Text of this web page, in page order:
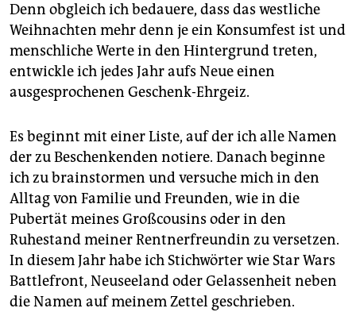
Denn obgleich ich bedauere, dass das westliche
Weihnachten mehr denn je ein Konsumfest ist und
menschliche Werte in den Hintergrund treten,
entwickle ich jedes Jahr aufs Neue einen
ausgesprochenen Geschenk-Ehrgeiz.
Es beginnt mit einer Liste, auf der ich alle Namen
der zu Beschenkenden notiere. Danach beginne
ich zu brainstormen und versuche mich in den
Alltag von Familie und Freunden, wie in die
Pubertät meines Großcousins oder in den
Ruhestand meiner Rentnerfreundin zu versetzen.
In diesem Jahr habe ich Stichwörter wie Star Wars
Battlefront, Neuseeland oder Gelassenheit neben
die Namen auf meinem Zettel geschrieben.